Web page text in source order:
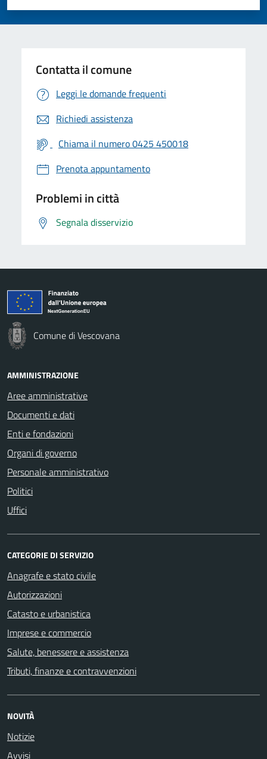
Valuta 5 stelle su 5
Valuta 4 stelle su 5
Valuta 3 stelle su 5
Valuta 2 stelle su 5
Valuta 1 stelle su 5
Contatta il comune
Leggi le domande frequenti
Richiedi assistenza
Chiama il numero 0425 450018
Prenota appuntamento
Problemi in città
Segnala disservizio
Comune di Vescovana
AMMINISTRAZIONE
Aree amministrative
Documenti e dati
Enti e fondazioni
Organi di governo
Personale amministrativo
Politici
Uffici
CATEGORIE DI SERVIZIO
Anagrafe e stato civile
Autorizzazioni
Catasto e urbanistica
Imprese e commercio
Salute, benessere e assistenza
Tributi, finanze e contravvenzioni
NOVITÀ
Notizie
Avvisi